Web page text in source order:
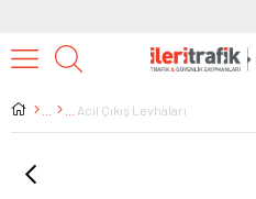
Acil Çıkış Levhaları